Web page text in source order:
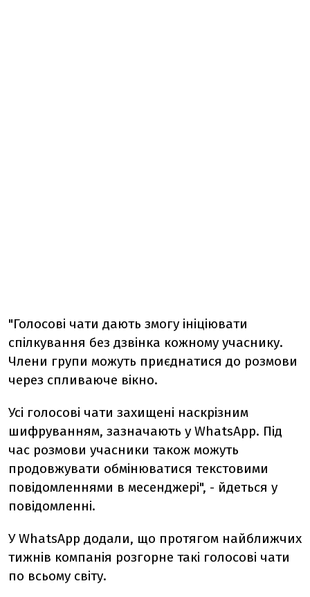
"Голосові чати дають змогу ініціювати
спілкування без дзвінка кожному учаснику.
Члени групи можуть приєднатися до розмови
через спливаюче вікно.
Усі голосові чати захищені наскрізним
шифруванням, зазначають у WhatsApp. Під
час розмови учасники також можуть
продовжувати обмінюватися текстовими
повідомленнями в месенджері", - йдеться у
повідомленні.
У WhatsApp додали, що протягом найближчих
тижнів компанія розгорне такі голосові чати
по всьому світу.